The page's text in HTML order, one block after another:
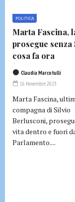
POLITICA
Marta Fascina,
prosegue senza
cosa fa ora
Claudia Marcotulli
16 Novembre 2023
Marta Fascina,
compagna di Silvio
Berlusconi,
vita dentro e fuori
Parlamento....